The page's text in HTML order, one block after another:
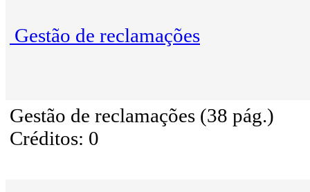
Gestão de reclamações
Gestão de reclamações (38 pág.)
Créditos: 0